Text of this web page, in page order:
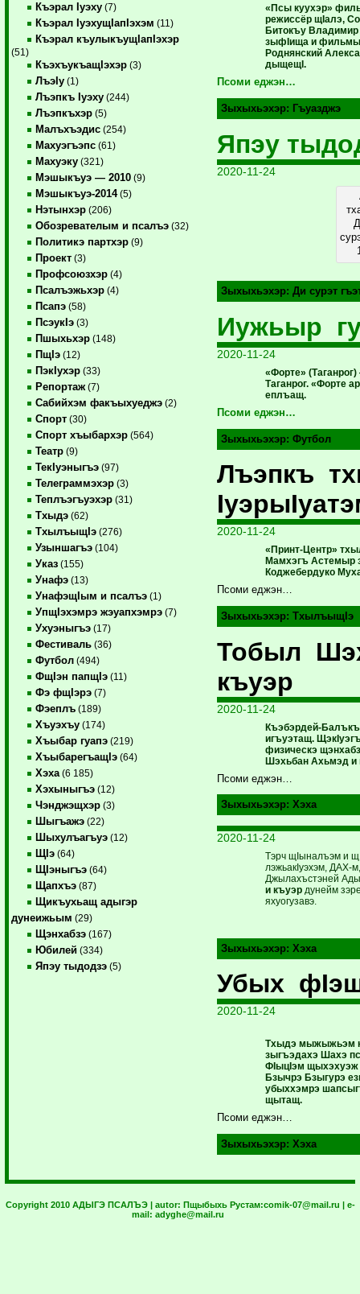
Къэрал Iуэху (7)
Къэрал IуэхущIапIэхэм (11)
Къэрал къулыкъущIапIэхэр
(51)
КъэхъукъащIэхэр (3)
ЛъэIу (1)
Лъэпкъ Iуэху (244)
Лъэпкъхэр (5)
Малъхъэдис (254)
Махуэгъэпс (61)
Махуэку (321)
Мэшыкъуэ — 2010 (9)
Мэшыкъуэ-2014(5)
Нэтынхэр (206)
Обозревателым и псалъэ (32)
Политикэ партхэр (9)
Проект (3)
Профсоюзхэр (4)
Псалъэжьхэр (4)
Псапэ (58)
ПсэукIэ (3)
Пшыхьхэр (148)
ПщIэ (12)
ПэкIухэр (33)
Репортаж (7)
Сабийхэм факъыхуеджэ (2)
Спорт (30)
Спорт хъыбархэр (564)
Театр (9)
ТекIуэныгъэ (97)
Телеграммэхэр (3)
Теплъэгъуэхэр (31)
Тхыдэ (62)
ТхылъыщIэ (276)
Узыншагъэ (104)
Указ (155)
Унафэ (13)
УнафэщIым и псалъэ (1)
УпщIэхэмрэ жэуапхэмрэ (7)
Ухуэныгъэ (17)
Фестиваль (36)
Футбол (494)
ФщIэн папщIэ (11)
Фэ фщIэрэ (7)
Фэеплъ (189)
Хъуэхъу (174)
Хъыбар гуапэ (219)
ХъыбарегъащIэ (64)
Хэха (6 185)
Хэхыныгъэ (12)
Чэнджэщхэр (3)
Шыгъажэ (22)
Шыхулъагъуэ (12)
ЩIэ (64)
ЩIэныгъэ (64)
Щапхъэ (87)
Щикъухьащ адыгэр
дунеижьым (29)
Щэнхабзэ (167)
Юбилей (334)
Япэу тыдодзэ (5)
«Псы куухэр»
режиссёр щIалэ,
Битокъу
зыфIища и
Роднянский
дыщещI.
Псоми еджэн…
Зыхыхьэхэр: Гъуазджэ
Япэу
2020-11-24
Зыхыхьэхэр: Ди сурэт
Иужьыр
2020-11-24
«Форте»
Таганрог. «Форте
еплъащ.
Псоми еджэн…
Зыхыхьэхэр: Футбол
Лъэпкъ
2020-11-24
«Принт-Центр»
Мамхэгъ Астемыр
Коджебердуко
Псоми еджэн…
Зыхыхьэхэр: ТхылъыщIэ
Тобыл
къуэр
2020-11-24
Къэбэрдей-
игъуэтащ.
физическэ
Шэхьбан Ахьмэд и
Псоми еджэн…
Зыхыхьэхэр: Хэха
2020-11-24
Тэрч щIыналъэм и
лэжьакIуэхэм, ДАХ-
Джылахъстэней
и къуэрдунейм
яхуогузавэ.
Зыхыхьэхэр: Хэха
Убых
2020-11-24
Тхыдэ мыжыжьэм
зыгъэдахэ Шахэ
ФIыцIэм щыхэхуэж
Бзычрэ Бзыгурэ
убыххэмрэ
щытащ.
Псоми еджэн…
Зыхыхьэхэр: Хэха
Copyright 2010 АДЫГЭ ПСАЛЪЭ | autor: Пщыбыхь Рустам:comik-07@mail.ru | e-
mail: adyghe@mail.ru